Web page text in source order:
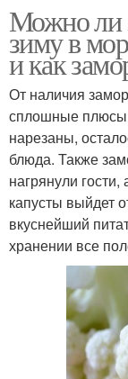
Можно ли
зиму в
и как
От наличия
сплошные плюсы
нарезаны,
блюда. Также
нагрянули
капусты выйдет
вкуснейший
хранении все